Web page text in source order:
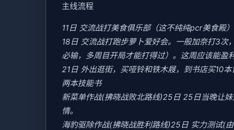
主线流程
11日 交流战打美食俱乐部（这不纯纯pcr美食殿
18日 交流战打跑步萝卜爱好会。一般加奈打3
必输，多周目开局才能打得过）。这周应该能盈
21日 外出逛街，买哑铃和铁木屐，到书店买10
两本技能书
新菜单作战(拂晓战败北路线)25日 25日当晚让
情。
海豹驱除作战(拂晓战胜利路线)25日 实力测试(